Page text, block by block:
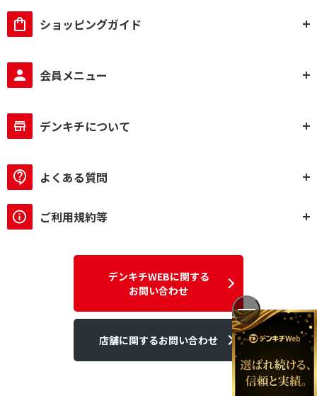
ショッピングガイド
会員メニュー
デンキチについて
よくある質問
ご利用規約等
デンキチWEBに関する
お問い合わせ
店舗に関するお問い合わせ